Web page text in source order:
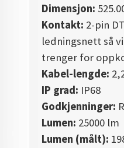
Dimensjon:
Kontakt: 2-pin
ledningsnett så
trenger for
Kabel-lengde:
IP grad: IP68
Godkjenninger:
Lumen: 25000 lm
Lumen (målt):